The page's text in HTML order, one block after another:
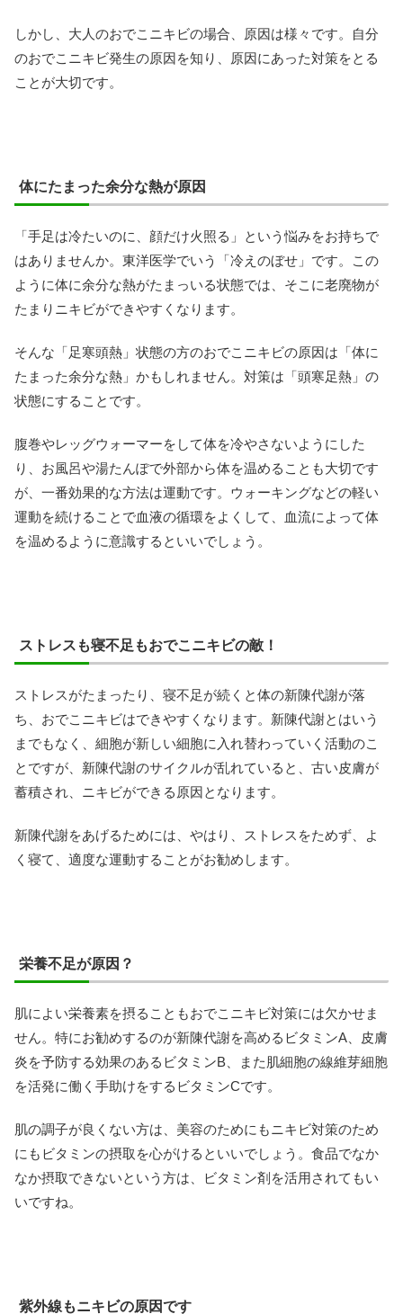
しかし、大人のおでこニキビの場合、原因は様々です。自分
のおでこニキビ発生の原因を知り、原因にあった対策をとる
ことが大切です。
体にたまった余分な熱が原因
「手足は冷たいのに、顔だけ火照る」という悩みをお持ちで
はありませんか。東洋医学でいう「冷えのぼせ」です。この
ように体に余分な熱がたまっいる状態では、そこに老廃物が
たまりニキビができやすくなります。
そんな「足寒頭熱」状態の方のおでこニキビの原因は「体に
たまった余分な熱」かもしれません。対策は「頭寒足熱」の
状態にすることです。
腹巻やレッグウォーマーをして体を冷やさないようにした
り、お風呂や湯たんぽで外部から体を温めることも大切です
が、一番効果的な方法は運動です。ウォーキングなどの軽い
運動を続けることで血液の循環をよくして、血流によって体
を温めるように意識するといいでしょう。
ストレスも寝不足もおでこニキビの敵！
ストレスがたまったり、寝不足が続くと体の新陳代謝が落
ち、おでこニキビはできやすくなります。新陳代謝とはいう
までもなく、細胞が新しい細胞に入れ替わっていく活動のこ
とですが、新陳代謝のサイクルが乱れていると、古い皮膚が
蓄積され、ニキビができる原因となります。
新陳代謝をあげるためには、やはり、ストレスをためず、よ
く寝て、適度な運動することがお勧めします。
栄養不足が原因？
肌によい栄養素を摂ることもおでこニキビ対策には欠かせま
せん。特にお勧めするのが新陳代謝を高めるビタミンA、皮膚
炎を予防する効果のあるビタミンB、また肌細胞の線維芽細胞
を活発に働く手助けをするビタミンCです。
肌の調子が良くない方は、美容のためにもニキビ対策のため
にもビタミンの摂取を心がけるといいでしょう。食品でなか
なか摂取できないという方は、ビタミン剤を活用されてもい
いですね。
紫外線もニキビの原因です